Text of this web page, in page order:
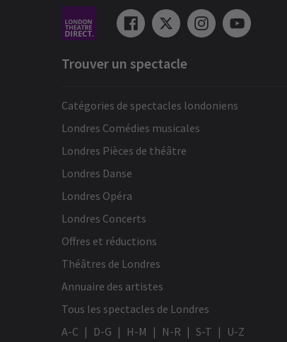
Brian Cox superbe dans le rôle de
Trouver un spectacle
Catégories de spectacles londoniens
Londres Comédies musicales
Londres Pièces de théâtre
Londres Danse
Londres Opéra
Londres Concerts
Offres et réductions
Théâtres de Londres
Annuaire des artistes
Tous les spectacles de Londres
A-C
D-G H-M N-R S-T U-Z